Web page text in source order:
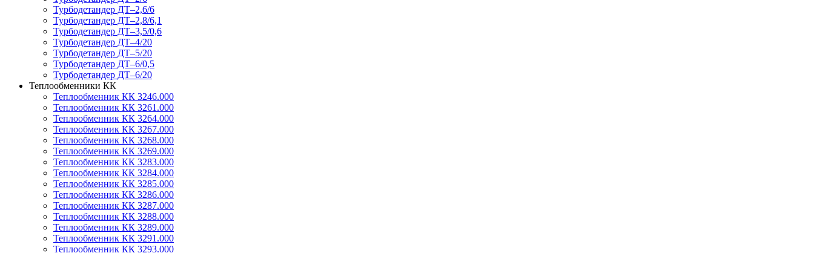
Турбодетандер ДТ–2,6/6
Турбодетандер ДТ–2,8/6,1
Турбодетандер ДТ–3,5/0,6
Турбодетандер ДТ–4/20
Турбодетандер ДТ–5/20
Турбодетандер ДТ–6/0,5
Турбодетандер ДТ–6/20
Теплообменники КК
Теплообменник КК 3246.000
Теплообменник КК 3261.000
Теплообменник КК 3264.000
Теплообменник КК 3267.000
Теплообменник КК 3268.000
Теплообменник КК 3269.000
Теплообменник КК 3283.000
Теплообменник КК 3284.000
Теплообменник КК 3285.000
Теплообменник КК 3286.000
Теплообменник КК 3287.000
Теплообменник КК 3288.000
Теплообменник КК 3289.000
Теплообменник КК 3291.000
Теплообменник КК 3293.000